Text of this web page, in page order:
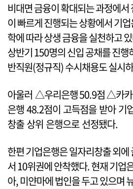
비대면 금융이 확대되는 과정에
이 빠르게 진행되는 상황에서 기업
학에 따라 상생 금융을 실천하고
상반기 150명의 신입 공채를 진행
반직원(정규직) 수시채용도 실시
아울러 △우리은행 50.9점 △카
은행 48.2점이 고득점을 받아 기
창출 상위 은행으로 선정됐다.
한편 기업은행은 일자리창출 외
서 10위권에 안착했다. 현재 기업
아, 미얀마에 법인을 두고 있으며